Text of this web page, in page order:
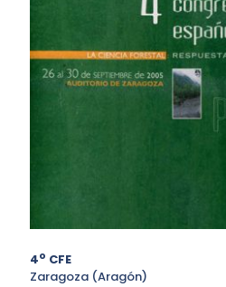
4o CFE
Zaragoza (Aragón)